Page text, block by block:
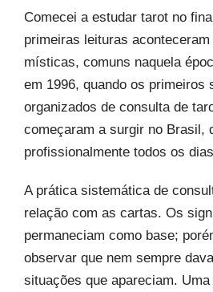
Comecei a estudar tarot no
primeiras leituras
místicas, comuns naquela
em 1996, quando os primeiros
organizados de consulta de
começaram a surgir no Brasil,
profissionalmente todos os
A prática sistemática de
relação com as cartas. Os
permaneciam como base;
observar que nem sempre
situações que apareciam.